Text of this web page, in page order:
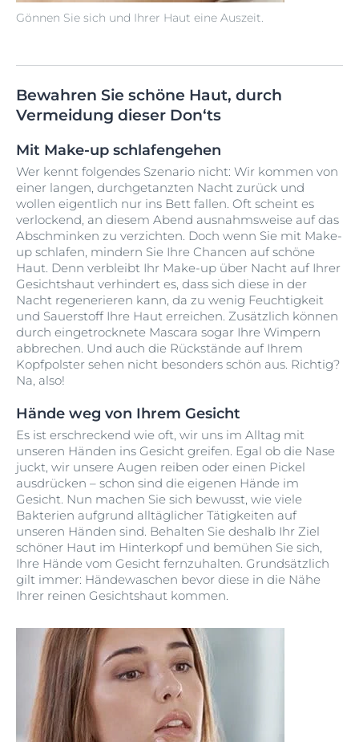
Gönnen Sie sich und Ihrer Haut eine Auszeit.
Bewahren Sie schöne Haut, durch
Vermeidung dieser Don‘ts
Mit Make-up schlafengehen
Wer kennt folgendes Szenario nicht: Wir kommen von
einer langen, durchgetanzten Nacht zurück und
wollen eigentlich nur ins Bett fallen. Oft scheint es
verlockend, an diesem Abend ausnahmsweise auf das
Abschminken zu verzichten. Doch wenn Sie mit Make-
up schlafen, mindern Sie Ihre Chancen auf schöne
Haut. Denn verbleibt Ihr Make-up über Nacht auf Ihrer
Gesichtshaut verhindert es, dass sich diese in der
Nacht regenerieren kann, da zu wenig Feuchtigkeit
und Sauerstoff Ihre Haut erreichen. Zusätzlich können
durch eingetrocknete Mascara sogar Ihre Wimpern
abbrechen. Und auch die Rückstände auf Ihrem
Kopfpolster sehen nicht besonders schön aus. Richtig?
Na, also!
Hände weg von Ihrem Gesicht
Es ist erschreckend wie oft, wir uns im Alltag mit
unseren Händen ins Gesicht greifen. Egal ob die Nase
juckt, wir unsere Augen reiben oder einen Pickel
ausdrücken – schon sind die eigenen Hände im
Gesicht. Nun machen Sie sich bewusst, wie viele
Bakterien aufgrund alltäglicher Tätigkeiten auf
unseren Händen sind. Behalten Sie deshalb Ihr Ziel
schöner Haut im Hinterkopf und bemühen Sie sich,
Ihre Hände vom Gesicht fernzuhalten. Grundsätzlich
gilt immer: Händewaschen bevor diese in die Nähe
Ihrer reinen Gesichtshaut kommen.